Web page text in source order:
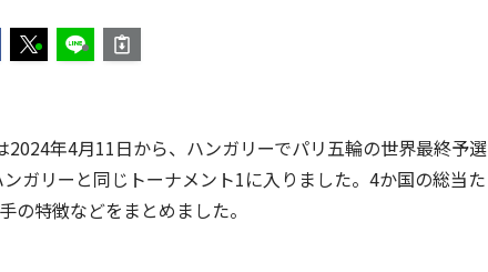
年4月11日から、ハンガリーでパリ五輪の世界最終予選
ガリーと同じトーナメント1に入りました。4か国の総当た
の特徴などをまとめました。